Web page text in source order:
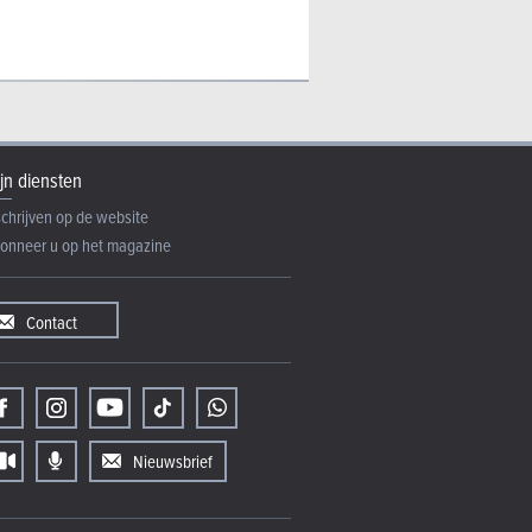
diensten
op de website
u op het magazine
Contact
Nieuwsbrief